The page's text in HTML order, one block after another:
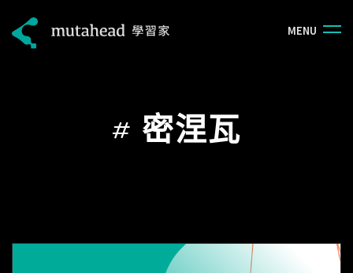
MENU
# 密涅瓦